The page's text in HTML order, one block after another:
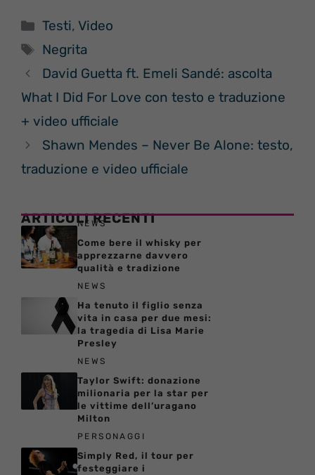
Categorie
Testi,Video
Tag
Negrita
David Guetta ft. Emeli Sandé: ascolta
What I Did For Love con testo e traduzione
+ video ufficiale
Shawn Mendes – Never Be Alone: testo,
traduzione e video ufficiale
ARTICOLI RECENTI
NEWS
Come bere il whisky per
apprezzarne davvero
qualità e tradizione
NEWS
Ha tenuto il figlio senza
vita in casa per due mesi:
la tragedia di Lisa Marie
Presley
NEWS
Taylor Swift: donazione
milionaria per la star per
le vittime dell’uragano
Milton
PERSONAGGI
Simply Red, il tour per
festeggiare i